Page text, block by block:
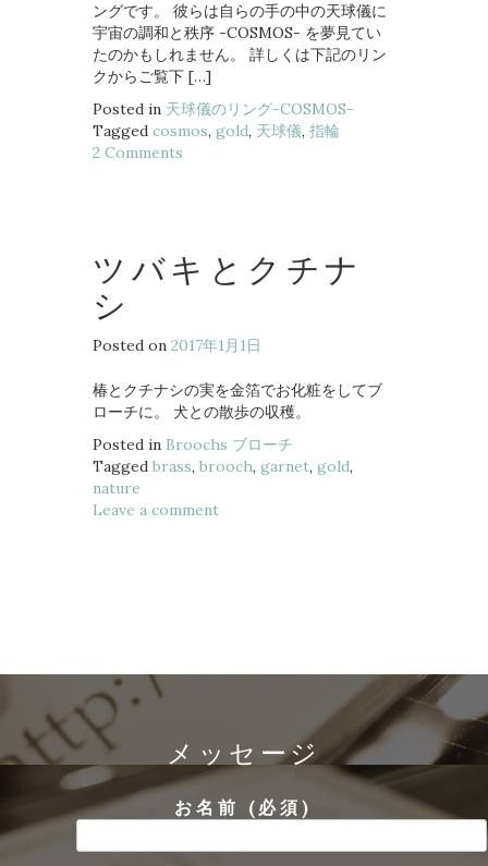
ングです。 彼らは自らの手の中の天球儀に
宇宙の調和と秩序 -COSMOS- を夢見てい
たのかもしれません。 詳しくは下記のリン
クからご覧下 […]
Posted in 天球儀のリング-COSMOS-
Tagged cosmos, gold, 天球儀, 指輪
2 Comments
ツバキとクチナ
シ
Posted on 2017年1月1日
椿とクチナシの実を金箔でお化粧をしてブ
ローチに。 犬との散歩の収穫。
Posted in Broochs ブローチ
Tagged brass, brooch, garnet, gold,
nature
Leave a comment
メッセージ
お名前 (必須)